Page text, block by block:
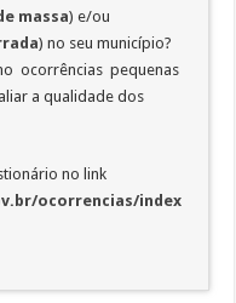
massa) e/ou
) no seu município?
ocorrências pequenas
a qualidade dos
no link
ocorrencias/index